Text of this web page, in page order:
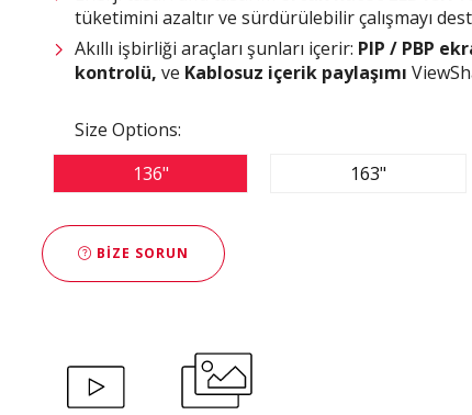
tüketimini azaltır ve sürdürülebilir çalışmayı
Akıllı işbirliği araçları şunları içerir: PIP / PBP
kontrolü, ve Kablosuz içerik paylaşımı
Size Options:
136"
163"
BIZE SORUN